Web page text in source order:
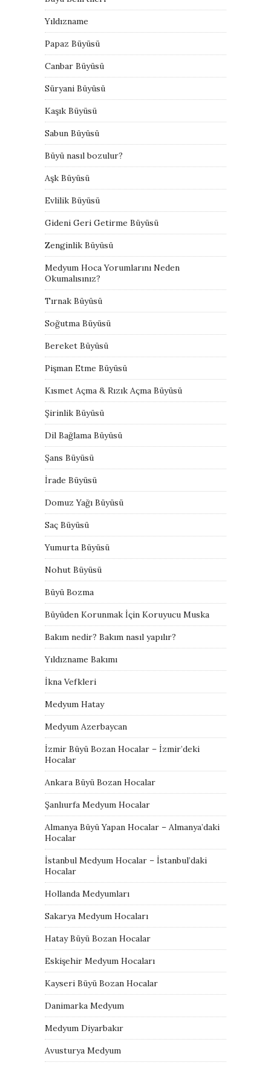
Yıldızname
Papaz Büyüsü
Canbar Büyüsü
Süryani Büyüsü
Kaşık Büyüsü
Sabun Büyüsü
Büyü nasıl bozulur?
Aşk Büyüsü
Evlilik Büyüsü
Gideni Geri Getirme Büyüsü
Zenginlik Büyüsü
Medyum Hoca Yorumlarını Neden
Okumalısınız?
Tırnak Büyüsü
Soğutma Büyüsü
Bereket Büyüsü
Pişman Etme Büyüsü
Kısmet Açma & Rızık Açma Büyüsü
Şirinlik Büyüsü
Dil Bağlama Büyüsü
Şans Büyüsü
İrade Büyüsü
Domuz Yağı Büyüsü
Saç Büyüsü
Yumurta Büyüsü
Nohut Büyüsü
Büyü Bozma
Büyüden Korunmak İçin Koruyucu Muska
Bakım nedir? Bakım nasıl yapılır?
Yıldızname Bakımı
İkna Vefkleri
Medyum Hatay
Medyum Azerbaycan
İzmir Büyü Bozan Hocalar – İzmir’deki
Hocalar
Ankara Büyü Bozan Hocalar
Şanlıurfa Medyum Hocalar
Almanya Büyü Yapan Hocalar – Almanya’daki
Hocalar
İstanbul Medyum Hocalar – İstanbul’daki
Hocalar
Hollanda Medyumları
Sakarya Medyum Hocaları
Hatay Büyü Bozan Hocalar
Eskişehir Medyum Hocaları
Kayseri Büyü Bozan Hocalar
Danimarka Medyum
Medyum Diyarbakır
Avusturya Medyum